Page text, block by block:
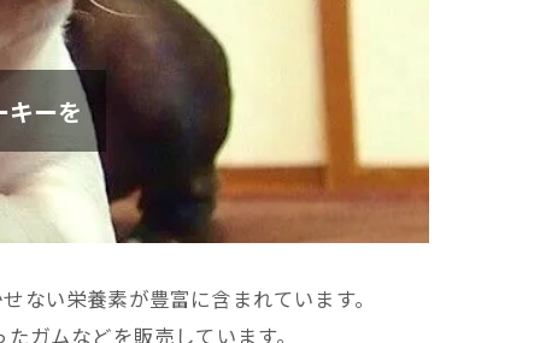
ーを
ない栄養素が豊富に含まれています。
ガムなどを販売しています。